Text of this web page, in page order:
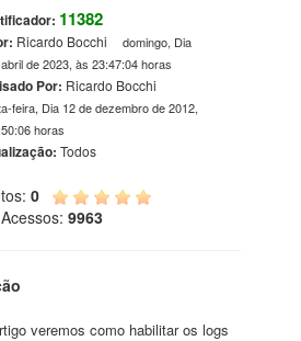
11382
Ricardo Bocchi
domingo, Dia
de 2023, às 23:47:04 horas
Por: Ricardo Bocchi
feira, Dia 12 de dezembro de 2012,
horas
Todos
0
Acessos: 9963
veremos como habilitar os logs